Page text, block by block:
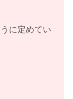
に定めてい